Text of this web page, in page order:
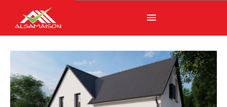
menu